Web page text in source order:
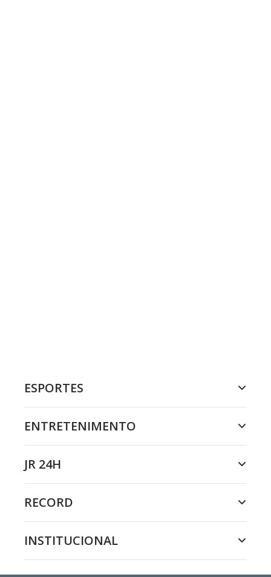
ESPORTES
ENTRETENIMENTO
JR 24H
RECORD
INSTITUCIONAL